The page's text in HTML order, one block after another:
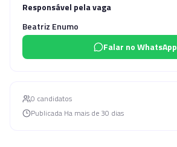
Responsável pela vaga
Beatriz Enumo
Falar no WhatsApp
0 candidatos
Publicada Ha mais de 30 dias